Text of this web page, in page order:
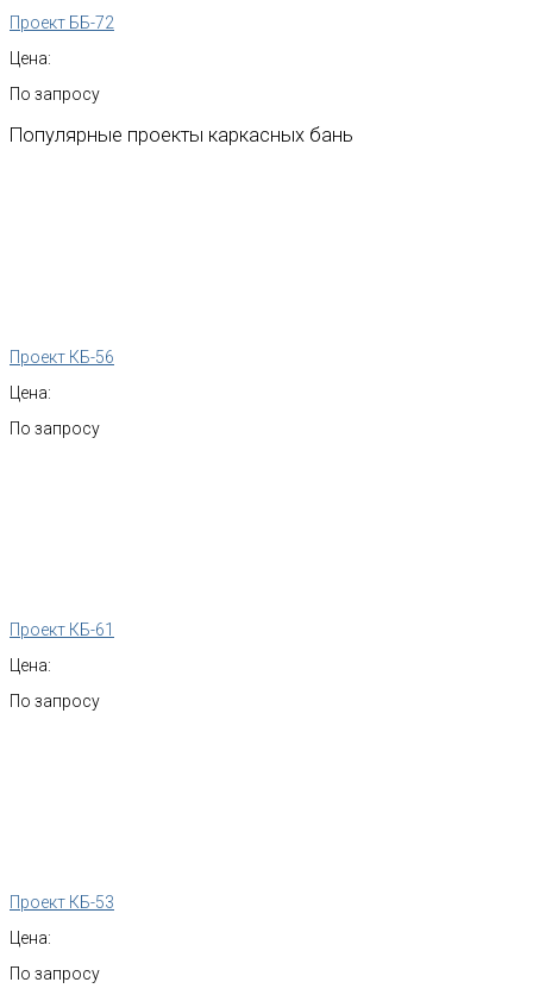
Проект ББ-72
Цена:
По запросу
Популярные проекты каркасных бань
Проект КБ-56
Цена:
По запросу
Проект КБ-61
Цена:
По запросу
Проект КБ-53
Цена:
По запросу